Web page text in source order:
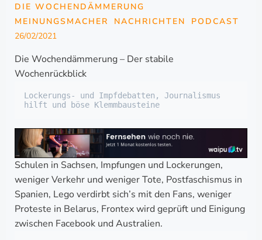
DIE WOCHENDÄMMERUNG
MEINUNGSMACHER
NACHRICHTEN
PODCAST
26/02/2021
Die Wochendämmerung – Der stabile
Wochenrückblick
Lockerungs- und Impfdebatten, Journalismus
hilft und böse Klemmbausteine
Schulen in Sachsen, Impfungen und Lockerungen,
weniger Verkehr und weniger Tote, Postfaschismus in
Spanien, Lego verdirbt sich’s mit den Fans, weniger
Proteste in Belarus, Frontex wird geprüft und Einigung
zwischen Facebook und Australien.